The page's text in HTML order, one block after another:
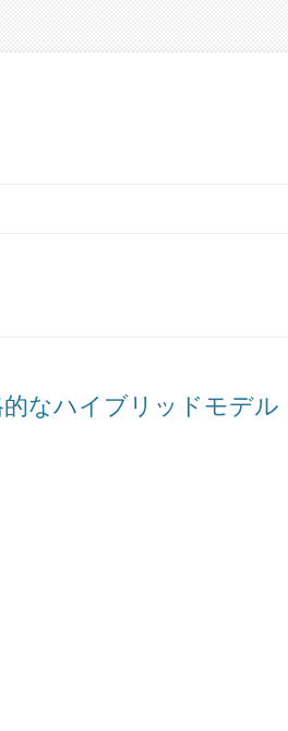
なハイブリッドモデル